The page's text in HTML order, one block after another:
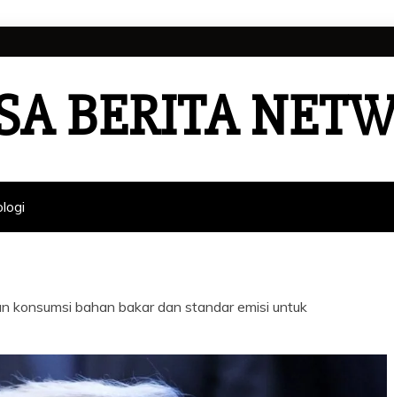
BERITA
konsumsi bahan bakar dan standar emisi untuk